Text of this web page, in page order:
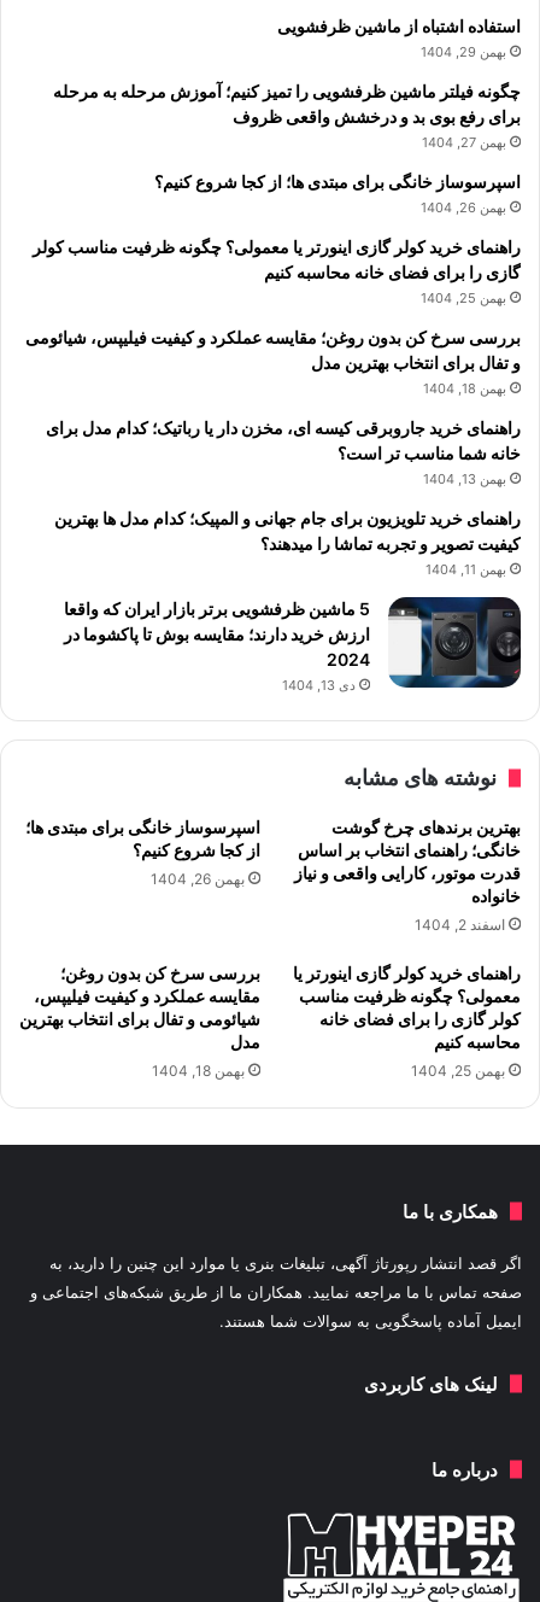
استفاده اشتباه از ماشین ظرفشویی
بهمن 29, 1404
چگونه فیلتر ماشین ظرفشویی را تمیز کنیم؛ آموزش مرحله به مرحله
برای رفع بوی بد و درخشش واقعی ظروف
بهمن 27, 1404
اسپرسوساز خانگی برای مبتدی ها؛ از کجا شروع کنیم؟
بهمن 26, 1404
راهنمای خرید کولر گازی اینورتر یا معمولی؟ چگونه ظرفیت مناسب کولر
گازی را برای فضای خانه محاسبه کنیم
بهمن 25, 1404
بررسی سرخ کن بدون روغن؛ مقایسه عملکرد و کیفیت فیلیپس، شیائومی
و تفال برای انتخاب بهترین مدل
بهمن 18, 1404
راهنمای خرید جاروبرقی کیسه ای، مخزن دار یا رباتیک؛ کدام مدل برای
خانه شما مناسب تر است؟
بهمن 13, 1404
راهنمای خرید تلویزیون برای جام جهانی و المپیک؛ کدام مدل ها بهترین
کیفیت تصویر و تجربه تماشا را میدهند؟
بهمن 11, 1404
5 ماشین ظرفشویی برتر بازار ایران که واقعا
ارزش خرید دارند؛ مقایسه بوش تا پاکشوما در
2024
دی 13, 1404
نوشته های مشابه
بهترین برندهای چرخ گوشت
خانگی؛ راهنمای انتخاب بر اساس
قدرت موتور، کارایی واقعی و نیاز
خانواده
اسفند 2, 1404
اسپرسوساز خانگی برای مبتدی ها؛
از کجا شروع کنیم؟
بهمن 26, 1404
راهنمای خرید کولر گازی اینورتر یا
معمولی؟ چگونه ظرفیت مناسب
کولر گازی را برای فضای خانه
محاسبه کنیم
بهمن 25, 1404
بررسی سرخ کن بدون روغن؛
مقایسه عملکرد و کیفیت فیلیپس،
شیائومی و تفال برای انتخاب بهترین
مدل
بهمن 18, 1404
همکاری با ما
اگر قصد انتشار رپورتاژ آگهی، تبلیغات بنری یا موارد این چنین را دارید، به
صفحه تماس با ما مراجعه نمایید. همکاران ما از طریق شبکه‌های اجتماعی و
ایمیل آماده پاسخگویی به سوالات شما هستند.
لینک های کاربردی
درباره ما